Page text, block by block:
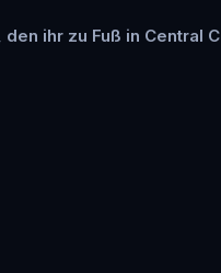
ihr zu Fuß in Central